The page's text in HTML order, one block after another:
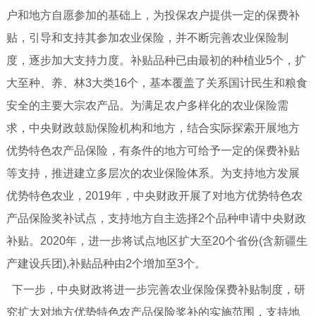
户和地方自愿参加的基础上，为投保农户提供一定的保费补
贴，引导和支持其参加农业保险，并不断完善农业保险制
度，逐步加大支持力度。补贴品种已由最初的种植业5个，扩
大至种、养、林3大类16个，基本覆盖了关系国计民生和粮食
安全的主要大宗农产品。为满足农户多样化的农业保险需
求，中央财政鼓励保险机构和地方，结合实际探索开展地方
优势特色农产品保险，有条件的地方可给予一定的保费补贴
等支持，推进建立多层次的农业保险体系。为支持地方发展
优势特色农业，2019年，中央财政开展了对地方优势特色农
产品保险奖补试点，支持地方自主选择2个品种申请中央财政
补贴。2020年，进一步将试点地区扩大至20个省份(含新疆生
产建设兵团),补贴品种由2个增加至3个。
下一步，中央财政将进一步完善农业保险保费补贴制度，研
究扩大对地方优势特色农产品保险奖补的实施范围，支持地